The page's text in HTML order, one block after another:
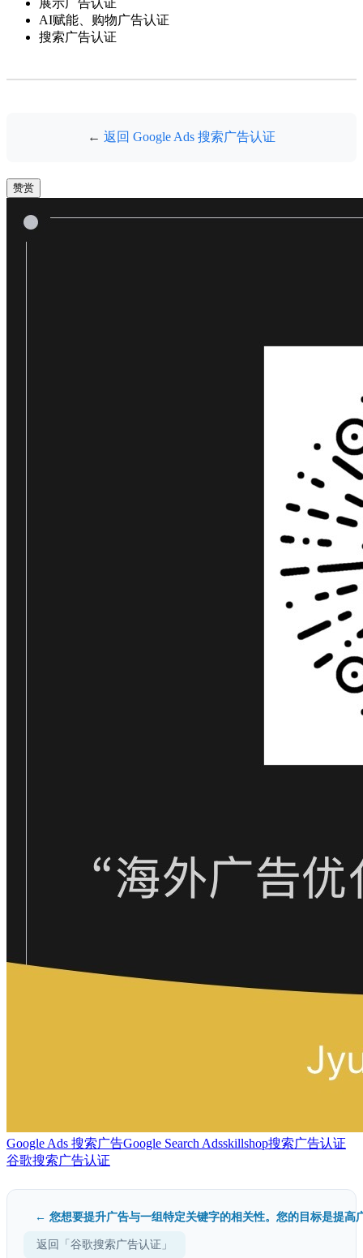
展示广告认证
AI赋能、购物广告认证
搜索广告认证
← 返回 Google Ads 搜索广告认证
赞赏
Google Ads 搜索广告Google Search Adsskillshop搜索广告认证
谷歌搜索广告认证
← 您想要提升广告与一组特定关键字的相关性。您的目标是提高
返回「谷歌搜索广告认证」